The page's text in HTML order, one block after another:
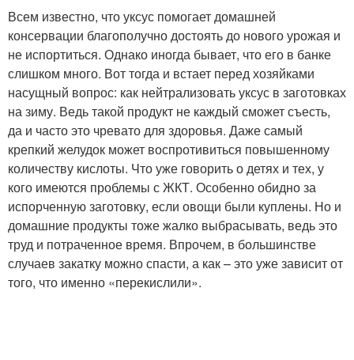
Всем известно, что уксус помогает домашней
консервации благополучно достоять до нового урожая и
не испортиться. Однако иногда бывает, что его в банке
слишком много. Вот тогда и встает перед хозяйками
насущный вопрос: как нейтрализовать уксус в заготовках
на зиму. Ведь такой продукт не каждый сможет съесть,
да и часто это чревато для здоровья. Даже самый
крепкий желудок может воспротивиться повышенному
количеству кислоты. Что уже говорить о детях и тех, у
кого имеются проблемы с ЖКТ. Особенно обидно за
испорченную заготовку, если овощи были куплены. Но и
домашние продукты тоже жалко выбрасывать, ведь это
труд и потраченное время. Впрочем, в большинстве
случаев закатку можно спасти, а как – это уже зависит от
того, что именно «перекислили».